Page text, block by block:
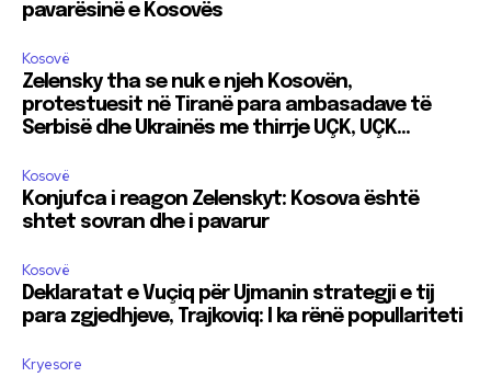
pavarësinë e Kosovës
Kosovë
Zelensky tha se nuk e njeh Kosovën,
protestuesit në Tiranë para ambasadave të
Serbisë dhe Ukrainës me thirrje UÇK, UÇK…
Kosovë
Konjufca i reagon Zelenskyt: Kosova është
shtet sovran dhe i pavarur
Kosovë
Deklaratat e Vuçiq për Ujmanin strategji e tij
para zgjedhjeve, Trajkoviq: I ka rënë popullariteti
Kryesore